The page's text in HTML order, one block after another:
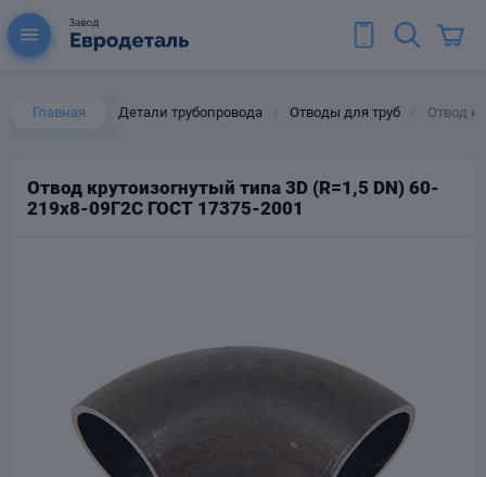
Главная Детали трубопровода Отводы для труб Отвод
Отвод крутоизогнутый типа 3D (R=1,5 DN) 60-
219х8-09Г2С ГОСТ 17375-2001
для труб